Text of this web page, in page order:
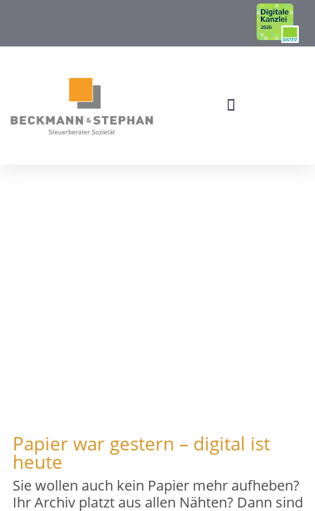
Die
digitale
Papier war gestern – digital ist
heute
Sie wollen auch kein Papier mehr aufheben?
Ihr Archiv platzt aus allen Nähten? Dann sind